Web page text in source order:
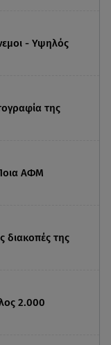
- Υψηλός
της
ΑΦΜ
διακοπές της
2.000